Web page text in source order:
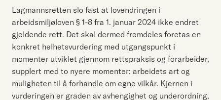
Lagmannsretten slo fast at lovendringen i
arbeidsmiljøloven § 1-8 fra 1. januar 2024 ikke endret
gjeldende rett. Det skal dermed fremdeles foretas en
konkret helhetsvurdering med utgangspunkt i
momenter utviklet gjennom rettspraksis og forarbeider,
supplert med to nyere momenter: arbeidets art og
muligheten til å forhandle om egne vilkår. Kjernen i
vurderingen er graden av avhengighet og underordning,